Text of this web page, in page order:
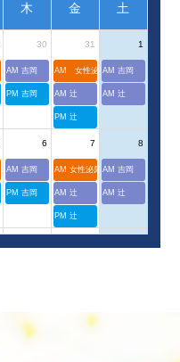
木 金 土
30
AM 吉岡
PM 吉岡
31
AM 女性泌尿器科外来
AM 辻
PM 辻
1
AM 吉岡
AM 辻
6
AM 吉岡
PM 吉岡
7
AM 女性泌尿器科外来
AM 辻
PM 辻
8
AM 吉岡
AM 辻
21